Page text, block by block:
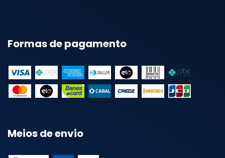
Formas de pagamento
Meios de envio